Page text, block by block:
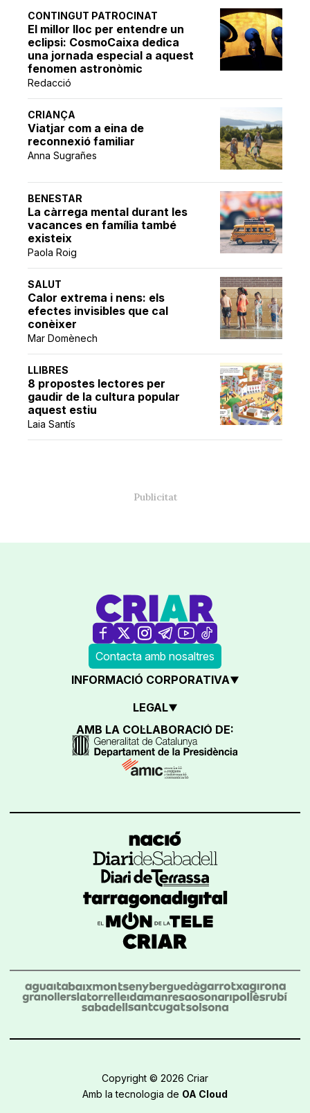
CONTINGUT PATROCINAT
El millor lloc per entendre un
eclipsi: CosmoCaixa dedica
una jornada especial a aquest
fenomen astronòmic
Redacció
CRIANÇA
Viatjar com a eina de
reconnexió familiar
Anna Sugrañes
BENESTAR
La càrrega mental durant les
vacances en família també
existeix
Paola Roig
SALUT
Calor extrema i nens: els
efectes invisibles que cal
conèixer
Mar Domènech
LLIBRES
8 propostes lectores per
gaudir de la cultura popular
aquest estiu
Laia Santís
Contacta amb nosaltres
INFORMACIÓ CORPORATIVA
LEGAL
AMB LA COL·LABORACIÓ DE:
Copyright © 2026 Criar
Amb la tecnologia de OA Cloud